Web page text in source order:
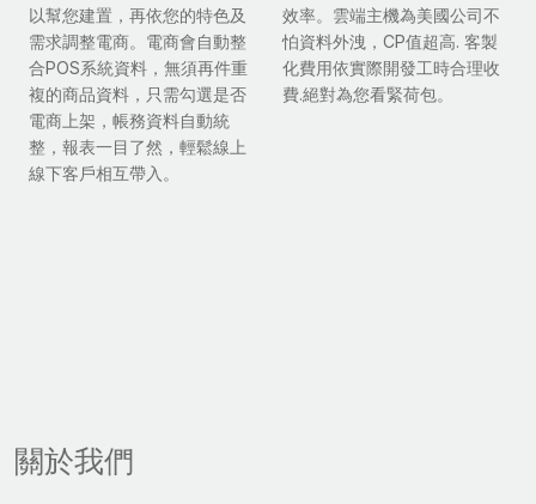
以幫您建置，再依您的特色及
需求調整電商。電商會自動整
合POS系統資料，無須再件重
複的商品資料，只需勾選是否
電商上架，帳務資料自動統
整，報表一目了然，輕鬆線上
線下客戶相互帶入。
效率。雲端主機為美國公司不
怕資料外洩，CP值超高. 客製
化費用依實際開發工時合理收
費.絕對為您看緊荷包。
關於我們